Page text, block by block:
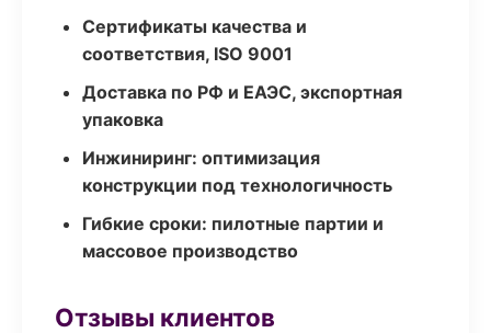
Сертификаты качества и
соответствия, ISO 9001
Доставка по РФ и ЕАЭС, экспортная
упаковка
Инжиниринг: оптимизация
конструкции под технологичность
Гибкие сроки: пилотные партии и
массовое производство
Отзывы клиентов